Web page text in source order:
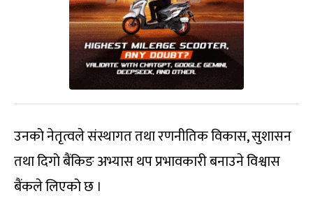
उनको नेतृत्वले संस्थागत तथा रणनीतिक विकास, सुशासन
तथा दिगो बैंकिङ अभ्यास थप प्रभावकारी बनाउने विश्वास
बैंकले लिएको छ ।